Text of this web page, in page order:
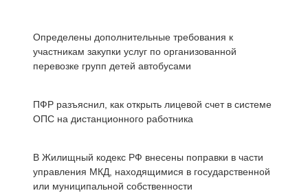
Определены дополнительные требования к
участникам закупки услуг по организованной
перевозке групп детей автобусами
ПФР разъяснил, как открыть лицевой счет в системе
ОПС на дистанционного работника
В Жилищный кодекс РФ внесены поправки в части
управления МКД, находящимися в государственной
или муниципальной собственности